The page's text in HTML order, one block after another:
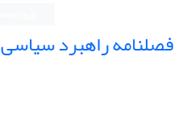
فصلنامه راهبرد سیاسی